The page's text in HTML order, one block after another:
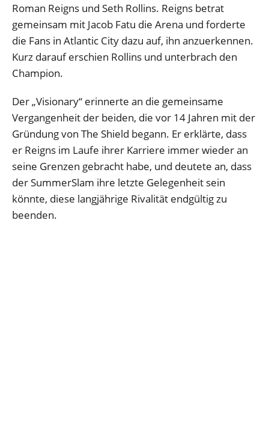
Roman Reigns und Seth Rollins. Reigns betrat
gemeinsam mit Jacob Fatu die Arena und forderte
die Fans in Atlantic City dazu auf, ihn anzuerkennen.
Kurz darauf erschien Rollins und unterbrach den
Champion.
Der „Visionary“ erinnerte an die gemeinsame
Vergangenheit der beiden, die vor 14 Jahren mit der
Gründung von The Shield begann. Er erklärte, dass
er Reigns im Laufe ihrer Karriere immer wieder an
seine Grenzen gebracht habe, und deutete an, dass
der SummerSlam ihre letzte Gelegenheit sein
könnte, diese langjährige Rivalität endgültig zu
beenden.